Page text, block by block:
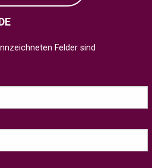
Felder sind